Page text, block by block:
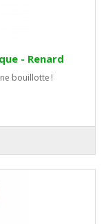
- Renard
bouillotte !